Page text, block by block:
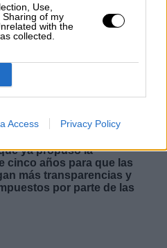
Use,
of my
with the
collected.
Access Privacy Policy
deberán hacer
y los
en cada país de
ya propuso la
cinco años para que las
más transparencias y
por parte de las